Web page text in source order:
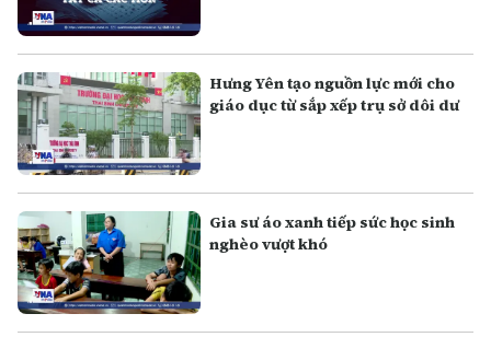
Hưng Yên tạo nguồn lực mới cho
giáo dục từ sắp xếp trụ sở dôi dư
Gia sư áo xanh tiếp sức học sinh
nghèo vượt khó